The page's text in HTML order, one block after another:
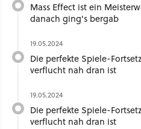
Mass Effect ist ein
danach ging's bergab
19.05.2024
Die perfekte Spiele-
verflucht nah dran ist
19.05.2024
Die perfekte Spiele-
verflucht nah dran ist